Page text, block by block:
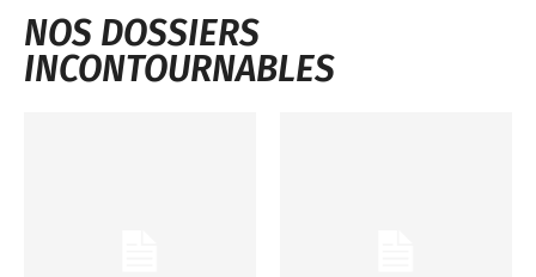
NOS DOSSIERS
INCONTOURNABLES